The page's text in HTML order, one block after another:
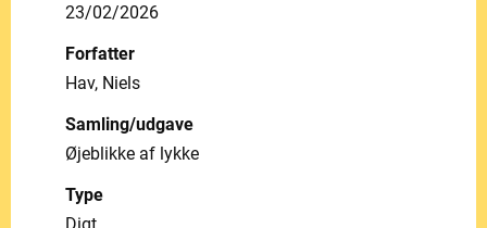
23/02/2026
Forfatter
Hav, Niels
Samling/udgave
Øjeblikke af lykke
Type